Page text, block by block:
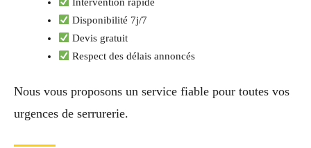
Disponibilité 7j/7
Devis gratuit
Respect des délais annoncés
Nous vous proposons un service fiable pour toutes vos
urgences de serrurerie.